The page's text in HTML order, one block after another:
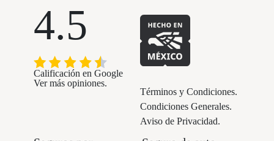
4.5
Calificación en Google
Ver más opiniones.
Términos y Condiciones.
Condiciones Generales.
Aviso de Privacidad.